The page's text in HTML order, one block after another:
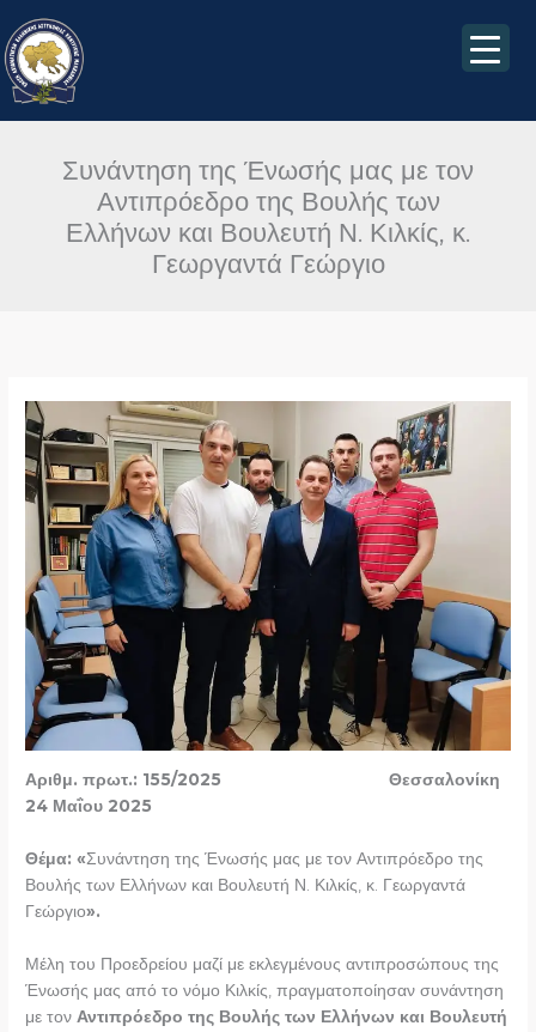
στο
περιεχόμενο
Συνάντηση της Ένωσής μας με τον
Αντιπρόεδρο της Βουλής των
Ελλήνων και Βουλευτή Ν. Κιλκίς, κ.
Γεωργαντά Γεώργιο
Αριθμ. πρωτ.: 155/2025 Θεσσαλονίκη
24 Μαΐου 2025
Θέμα: «Συνάντηση της Ένωσής μας με τον Αντιπρόεδρο της
Βουλής των Ελλήνων και Βουλευτή Ν. Κιλκίς, κ. Γεωργαντά
Γεώργιο».
Μέλη του Προεδρείου μαζί με εκλεγμένους αντιπροσώπους της
Ένωσής μας από το νόμο Κιλκίς, πραγματοποίησαν συνάντηση
με τον Αντιπρόεδρο της Βουλής των Ελλήνων και Βουλευτή